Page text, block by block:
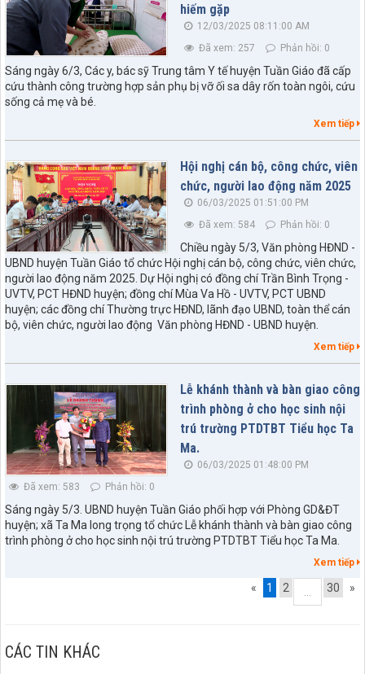
hiếm gặp
12/03/2025 08:11:00 AM
Đã xem: 257
Phản hồi: 0
Sáng ngày 6/3, Các y, bác sỹ Trung tâm Y tế huyện Tuần Giáo đã cấp
cứu thành công trường hợp sản phụ bị vỡ ối sa dây rốn toàn ngôi, cứu
sống cả mẹ và bé.
Xem tiếp
Hội nghị cán bộ, công chức, viên
chức, người lao động năm 2025
06/03/2025 01:51:00 PM
Đã xem: 584
Phản hồi: 0
Chiều ngày 5/3, Văn phòng HĐND -
UBND huyện Tuần Giáo tổ chức Hội nghị cán bộ, công chức, viên chức,
người lao động năm 2025. Dự Hội nghị có đồng chí Trần Bình Trọng -
UVTV, PCT HĐND huyện; đồng chí Mùa Va Hồ - UVTV, PCT UBND
huyện; các đồng chí Thường trực HĐND, lãnh đạo UBND, toàn thể cán
bộ, viên chức, người lao động Văn phòng HĐND - UBND huyện.
Xem tiếp
Lễ khánh thành và bàn giao công
trình phòng ở cho học sinh nội
trú trường PTDTBT Tiểu học Ta
Ma.
06/03/2025 01:48:00 PM
Đã xem: 583
Phản hồi: 0
Sáng ngày 5/3. UBND huyện Tuần Giáo phối hợp với Phòng GD&ĐT
huyện; xã Ta Ma long trọng tổ chức Lễ khánh thành và bàn giao công
trình phòng ở cho học sinh nội trú trường PTDTBT Tiểu học Ta Ma.
Xem tiếp
« 1 2 30 »
CÁC TIN KHÁC
1753/QĐ-UBND